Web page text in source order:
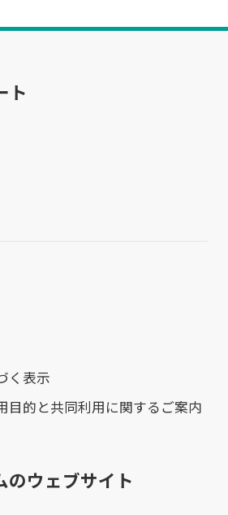
ト
く表示
目的と共同利用に関するご案内
のウェブサイト